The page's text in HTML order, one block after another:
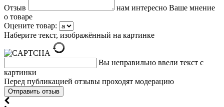
Отзыв
нам интересно Ваше мнение
о товаре
Оцените товар:
Наберите текст, изображённый на картинке
Вы неправильно ввели текст с
картинки
Перед публикацией отзывы проходят модерацию